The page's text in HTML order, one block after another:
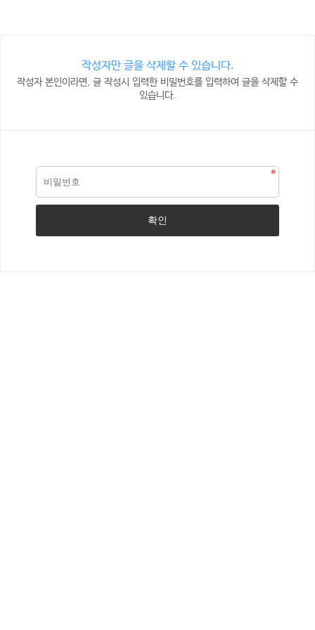
작성자만 글을 삭제할 수 있습니다.
작성자 본인이라면, 글 작성시 입력한 비밀번호를 입력하여 글을 삭제할 수
있습니다.